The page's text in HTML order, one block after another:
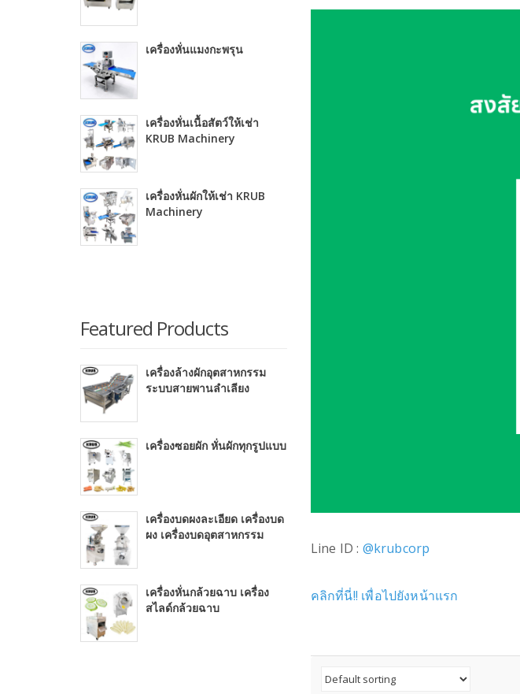
Line ID : @krubcorp
คลิกที่นี่!! เพื่อไปยังหน้าแรก
เครื่องหั่นแมงกะพรุน
เครื่องหั่นเนื้อสัตว์ให้เช่า
KRUB Machinery
เครื่องหั่นผักให้เช่า KRUB
Machinery
Featured Products
เครื่องล้างผักอุตสาหกรรม
ระบบสายพานลำเลียง
เครื่องซอยผัก หั่นผักทุกรูปแบบ
เครื่องบดผงละเอียด เครื่องบด
ผง เครื่องบดอุตสาหกรรม
เครื่องหั่นกล้วยฉาบ เครื่อง
สไลด์กล้วยฉาบ